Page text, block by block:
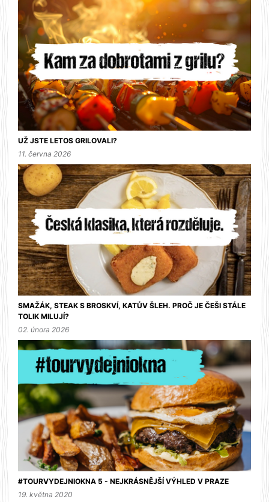
UŽ JSTE LETOS GRILOVALI?
11. června 2026
SMAŽÁK, STEAK S BROSKVÍ, KATŮV ŠLEH. PROČ JE ČEŠI STÁLE
TOLIK MILUJÍ?
02. února 2026
#TOURVYDEJNIOKNA 5 - NEJKRÁSNĚJŠÍ VÝHLED V PRAZE
19. května 2020